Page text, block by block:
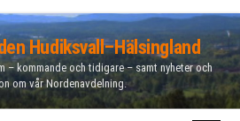
Hudiksvall–Hälsingland
– kommande och tidigare – samt nyheter och
om vår Nordenavdelning.